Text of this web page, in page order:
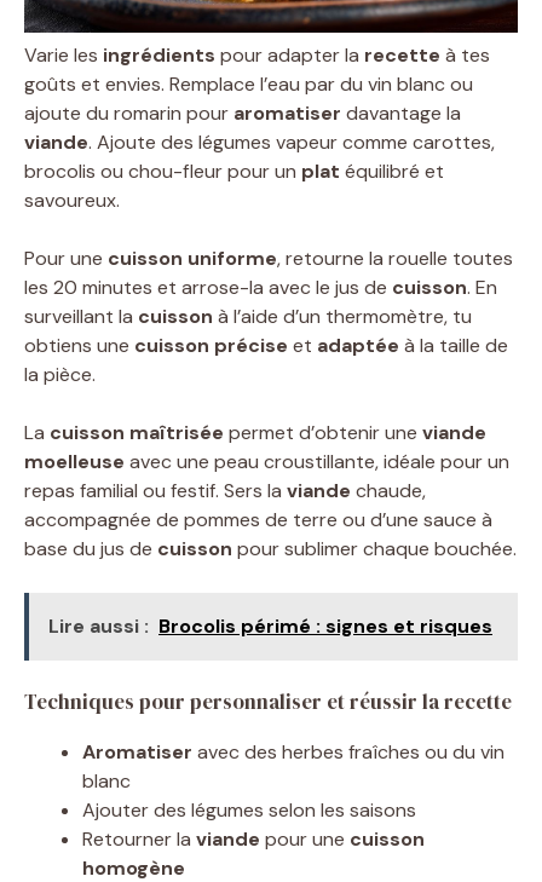
Varie les ingrédients pour adapter la recette à tes
goûts et envies. Remplace l’eau par du vin blanc ou
ajoute du romarin pour aromatiser davantage la
viande. Ajoute des légumes vapeur comme carottes,
brocolis ou chou-fleur pour un plat équilibré et
savoureux.
Pour une cuisson uniforme, retourne la rouelle toutes
les 20 minutes et arrose-la avec le jus de cuisson. En
surveillant la cuisson à l’aide d’un thermomètre, tu
obtiens une cuisson précise et adaptée à la taille de
la pièce.
La cuisson maîtrisée permet d’obtenir une viande
moelleuse avec une peau croustillante, idéale pour un
repas familial ou festif. Sers la viande chaude,
accompagnée de pommes de terre ou d’une sauce à
base du jus de cuisson pour sublimer chaque bouchée.
Lire aussi : Brocolis périmé : signes et risques
Techniques pour personnaliser et réussir la recette
Aromatiser avec des herbes fraîches ou du vin
blanc
Ajouter des légumes selon les saisons
Retourner la viande pour une cuisson
homogène